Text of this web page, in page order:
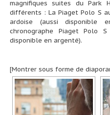
magnifiques suites du Park
différents : La Piaget Polo S
ardoise (aussi
chronographe Piaget Polo
disponible en argenté).
[Montrer sous forme de